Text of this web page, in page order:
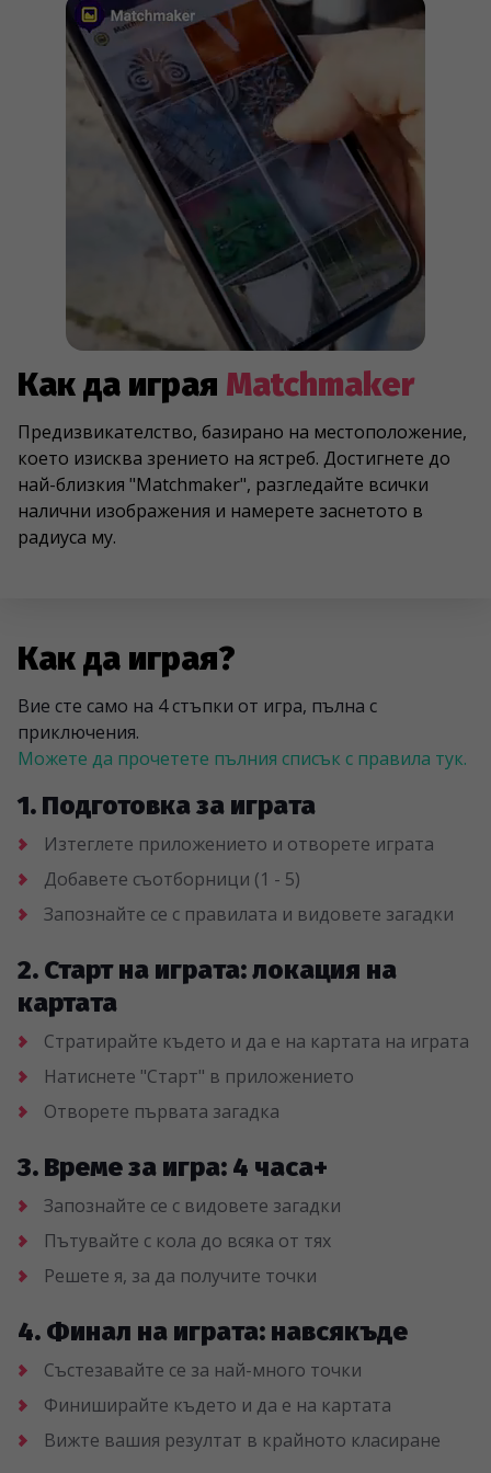
Как да играя Matchmaker
Предизвикателство, базирано на местоположение,
което изисква зрението на ястреб. Достигнете до
най-близкия "Matchmaker", разгледайте всички
налични изображения и намерете заснетото в
радиуса му.
Как да играя?
Вие сте само на 4 стъпки от игра, пълна с
приключения.
Можете да прочетете пълния списък с правила тук.
1. Подготовка за играта
Изтеглете приложението и отворете играта
Добавете съотборници (1 - 5)
Запознайте се с правилата и видовете загадки
2. Старт на играта: локация на
картата
Стратирайте където и да е на картата на играта
Натиснете "Старт" в приложението
Отворете първата загадка
3. Време за игра: 4 часа+
Запознайте се с видовете загадки
Пътувайте с кола до всяка от тях
Решете я, за да получите точки
4. Финал на играта: навсякъде
Състезавайте се за най-много точки
Финиширайте където и да е на картата
Вижте вашия резултат в крайното класиране